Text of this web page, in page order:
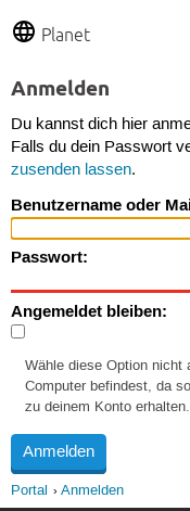
Planet
Anmelden
Du kannst dich hier
Falls du dein Passwort
zusenden lassen.
Benutzername oder
Passwort:
Angemeldet bleiben:
Wähle diese Option nicht
Computer befindest, da
zu deinem Konto erhalten.
Portal Anmelden